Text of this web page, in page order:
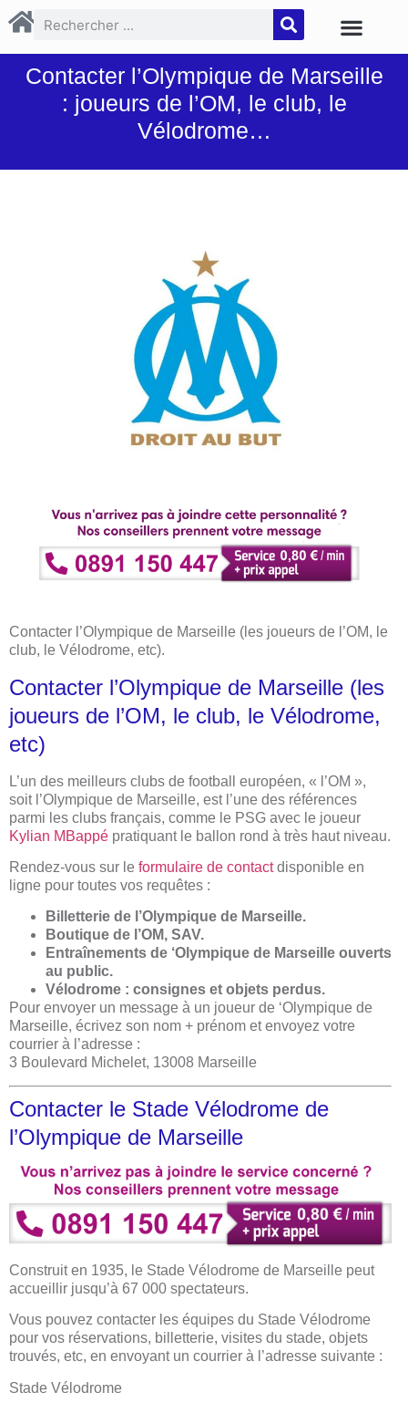
Contacter l’Olympique de Marseille
: joueurs de l’OM, le club, le
Vélodrome…
Contacter l’Olympique de Marseille (les joueurs de l’OM, le
club, le Vélodrome, etc).
Contacter l’Olympique de Marseille (les
joueurs de l’OM, le club, le Vélodrome,
etc)
L’un des meilleurs clubs de football européen, « l’OM »,
soit l’Olympique de Marseille, est l’une des références
parmi les clubs français, comme le PSG avec le joueur
Kylian MBappé pratiquant le ballon rond à très haut niveau.
Rendez-vous sur le formulaire de contactdisponible en
ligne pour toutes vos requêtes :
Billetterie de l’Olympique de Marseille.
Boutique de l’OM, SAV.
Entraînements de ‘Olympique de Marseille ouverts
au public.
Vélodrome : consignes et objets perdus.
Pour envoyer un message à un joueur de ‘Olympique de
Marseille​, écrivez son nom + prénom et envoyez votre
courrier à l’adresse :
3 Boulevard Michelet, 13008 Marseille
Contacter le Stade Vélodrome de
l’Olympique de Marseille
Construit en 1935, le Stade Vélodrome de Marseille peut
accueillir jusqu’à 67 000 spectateurs.
Vous pouvez contacter les équipes du Stade Vélodrome
pour vos réservations, billetterie, visites du stade, objets
trouvés, etc, en envoyant un courrier à l’adresse suivante :
Stade Vélodrome